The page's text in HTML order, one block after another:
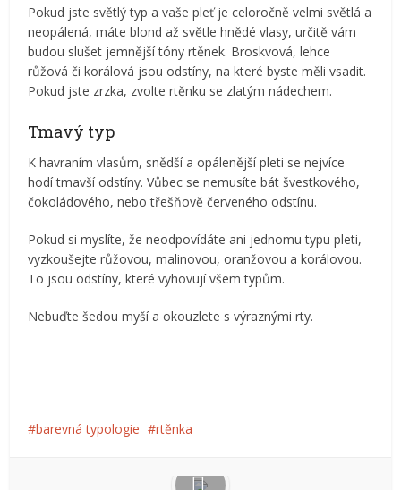
Pokud jste světlý typ a vaše pleť je celoročně velmi světlá a
neopálená, máte blond až světle hnědé vlasy, určitě vám
budou slušet jemnější tóny rtěnek. Broskvová, lehce
růžová či korálová jsou odstíny, na které byste měli vsadit.
Pokud jste zrzka, zvolte rtěnku se zlatým nádechem.
Tmavý typ
K havraním vlasům, snědší a opálenější pleti se nejvíce
hodí tmavší odstíny. Vůbec se nemusíte bát švestkového,
čokoládového, nebo třešňově červeného odstínu.
Pokud si myslíte, že neodpovídáte ani jednomu typu pleti,
vyzkoušejte růžovou, malinovou, oranžovou a korálovou.
To jsou odstíny, které vyhovují všem typům.
Nebuďte šedou myší a okouzlete s výraznými rty.
barevná typologie rtěnka